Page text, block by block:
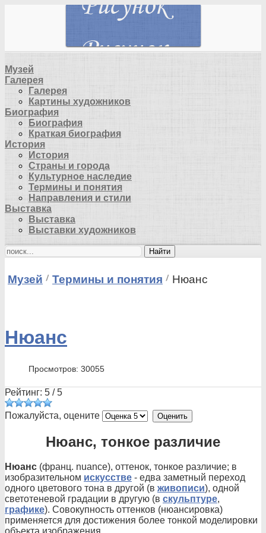
Музей
Галерея
Галерея
Картины художников
Биография
Биография
Краткая биография
История
История
Страны и города
Культурное наследие
Термины и понятия
Направления и стили
Выставка
Выставка
Выставки художников
Найти
Музей Термины и понятия Нюанс
Нюанс
Просмотров: 30055
Рейтинг: 5 /5
Пожалуйста, оцените
Нюанс, тонкое различие
Нюанс (франц. nuance), оттенок, тонкое различие; в
изобразительном искусстве - едва заметный переход
одного цветового тона в другой (в живописи), одной
светотеневой градации в другую (в скульптуре,
графике). Совокупность оттенков (нюансировка)
применяется для достижения более тонкой моделировки
объекта изображения.